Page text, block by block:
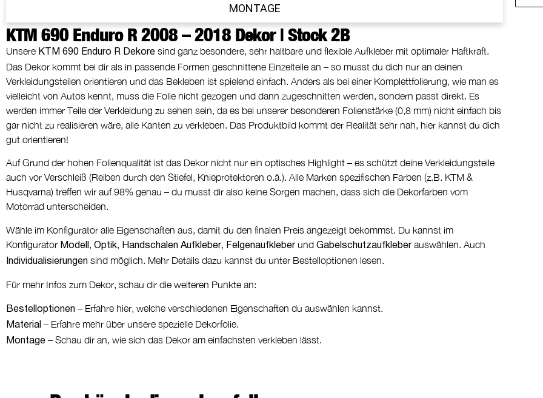
MONTAGE
KTM 690 Enduro R 2008 – 2018 Dekor | Stock 2B
Unsere KTM 690 Enduro R Dekore sind ganz besondere, sehr haltbare und flexible Aufkleber mit optimaler Haftkraft.
Das Dekor kommt bei dir als in passende Formen geschnittene Einzelteile an – so musst du dich nur an deinen
Verkleidungsteilen orientieren und das Bekleben ist spielend einfach. Anders als bei einer Komplettfolierung, wie man es
vielleicht von Autos kennt, muss die Folie nicht gezogen und dann zugeschnitten werden, sondern passt direkt. Es
werden immer Teile der Verkleidung zu sehen sein, da es bei unserer besonderen Folienstärke (0,8 mm) nicht einfach bis
gar nicht zu realisieren wäre, alle Kanten zu verkleben. Das Produktbild kommt der Realität sehr nah, hier kannst du dich
gut orientieren!
Auf Grund der hohen Folienqualität ist das Dekor nicht nur ein optisches Highlight – es schützt deine Verkleidungsteile
auch vor Verschleiß (Reiben durch den Stiefel, Knieprotektoren o.ä.). Alle Marken spezifischen Farben (z.B. KTM &
Husqvarna) treffen wir auf 98% genau – du musst dir also keine Sorgen machen, dass sich die Dekorfarben vom
Motorrad unterscheiden.
Wähle im Konfigurator alle Eigenschaften aus, damit du den finalen Preis angezeigt bekommst. Du kannst im
Konfigurator Modell , Optik, Handschalen Aufkleber, Felgenaufkleber und Gabelschutzaufkleber auswählen. Auch
Individualisierungen sind möglich. Mehr Details dazu kannst du unter Bestelloptionen lesen.
Für mehr Infos zum Dekor, schau dir die weiteren Punkte an:
Bestelloptionen – Erfahre hier, welche verschiedenen Eigenschaften du auswählen kannst.
Material – Erfahre mehr über unsere spezielle Dekorfolie.
Montage – Schau dir an, wie sich das Dekor am einfachsten verkleben lässt.